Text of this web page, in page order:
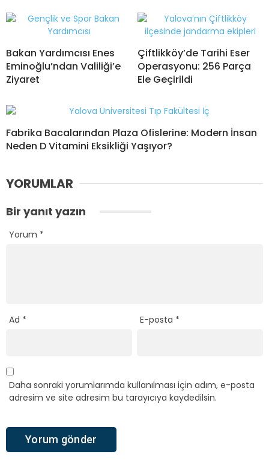
Bakan Yardımcısı Enes
Eminoğlu’ndan Valiliği’e
Ziyaret
Çiftlikköy’de Tarihi Eser
Operasyonu: 256 Parça
Ele Geçirildi
Fabrika Bacalarından Plaza Ofislerine: Modern İnsan
Neden D Vitamini Eksikliği Yaşıyor?
YORUMLAR
Bir yanıt yazın
Yorum *
Ad * E-posta *
Daha sonraki yorumlarımda kullanılması için adım, e-posta
adresim ve site adresim bu tarayıcıya kaydedilsin.